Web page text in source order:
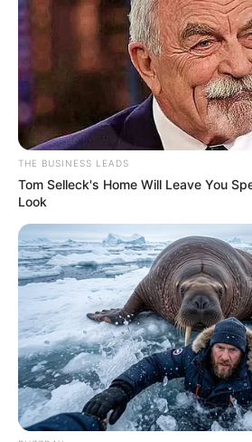
zdj. Marvel
OBSERWUJ NAS W GOOGLE
BIEŻĄCO!
THE BUSINESS LEADS
Tom Selleck's Home Will Leave You
Look